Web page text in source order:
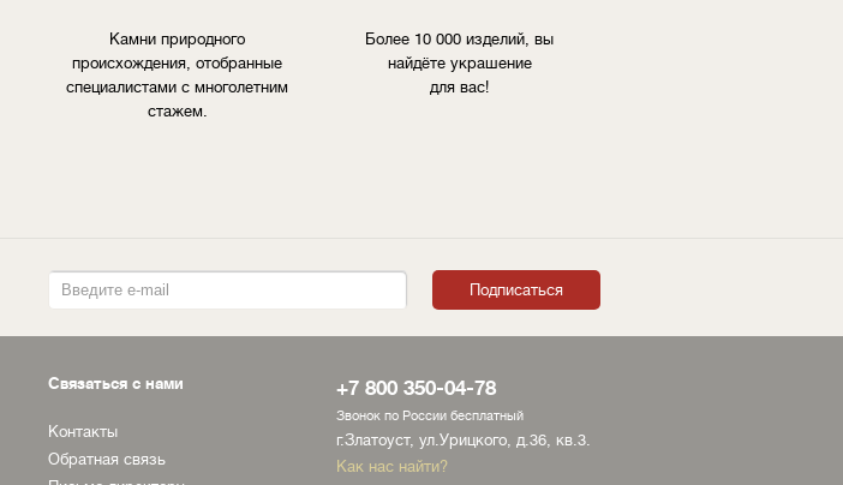
Камни природного
происхождения, отобранные
специалистами с многолетним
стажем.
Более 10 000 изделий, вы
найдёте украшение
для вас!
Связаться с нами
Контакты
Обратная связь
+7 800 350-04-78
Звонок по России бесплатный
г.Златоуст, ул.Урицкого, д.36, кв.3.
Как нас найти?